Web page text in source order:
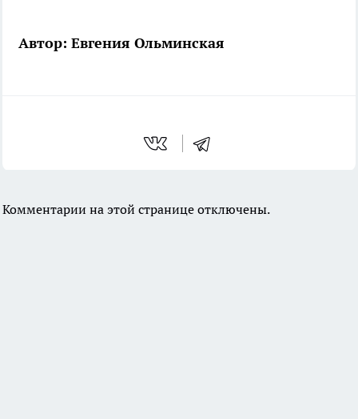
Автор: Евгения Ольминская
Комментарии на этой странице отключены.